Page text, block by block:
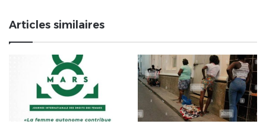
Articles similaires